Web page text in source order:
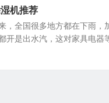
机推荐
，全国很多地方都在下雨，
开是出水汽，这对家具电器